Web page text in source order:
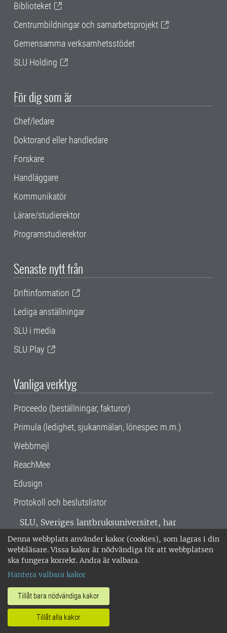
Denna webbplats använder kakor (cookies), som lagras i din
webbläsare. Vissa kakor är nödvändiga för att webbplatsen
ska fungera korrekt. Andra är valbara.
Hantera valbara kakor
Tillåt bara nödvändiga kakor
Tillåt alla kakor
Biblioteket
Centrumbildningar och samarbetsprojekt
Gemensamma verksamhetsstödet
SLU Holding
För dig som är
Chef/ledare
Doktorand eller handledare
Forskare
Handläggare
Kommunikatör
Lärare/studierektor
Programstudierektor
Senaste nytt från
Driftinformation
Lediga anställningar
SLU i media
SLU Play
Vanliga verktyg
Proceedo (beställningar, fakturor)
Primula (ledighet, sjukanmälan, lönespec m.m.)
Webbmejl
ReachMee
Edusign
Protokoll och beslutslistor
SLU, Sveriges lantbruksuniversitet, har
verksamhet över hela Sverige. Huvudorter är
Alnarp, Uppsala och Umeå.SLU är
miljöcertifierat enligt ISO 14001. •
018-67 10 00 • Org nr: 202100-2817 •
Om SLU:s webbplatser
•Hantera kakor•Behandling av
personuppgifter